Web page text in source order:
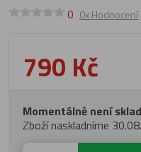
0 0x Hodnocení
790 Kč
Momentálně není
Zboží naskladníme